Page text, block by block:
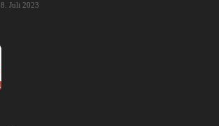
8. Juli 2023